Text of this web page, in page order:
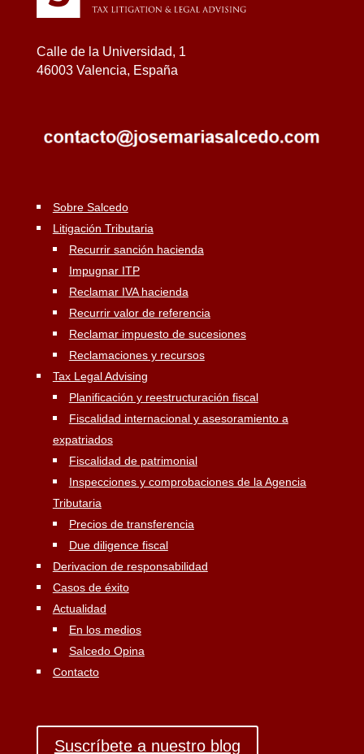
Calle de la Universidad, 1
46003 Valencia, España
Sobre Salcedo
Litigación Tributaria
Recurrir sanción hacienda
Impugnar ITP
Reclamar IVA hacienda
Recurrir valor de referencia
Reclamar impuesto de sucesiones
Reclamaciones y recursos
Tax Legal Advising
Planificación y reestructuración fiscal
Fiscalidad internacional y asesoramiento a
expatriados
Fiscalidad de patrimonial
Inspecciones y comprobaciones de la Agencia
Tributaria
Precios de transferencia
Due diligence fiscal
Derivacion de responsabilidad
Casos de éxito
Actualidad
En los medios
Salcedo Opina
Contacto
Suscríbete a nuestro blog